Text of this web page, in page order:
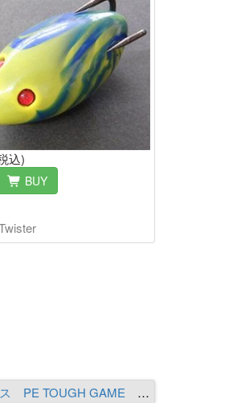
込)
BUY
山豊テグス PE TOUGH GAME 10号（95Lb）